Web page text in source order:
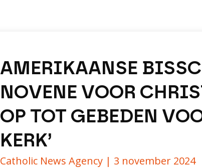
AMERIKAANSE
NOVENE VOOR
OP TOT GEBEDEN
KERK’
Catholic News Agency | 3 november 2024